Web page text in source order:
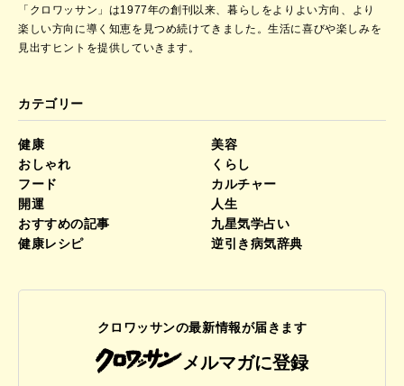
「クロワッサン」は1977年の創刊以来、暮らしをよりよい方向、より
楽しい方向に導く知恵を見つめ続けてきました。生活に喜びや楽しみを
見出すヒントを提供していきます。
カテゴリー
健康
美容
おしゃれ
くらし
フード
カルチャー
開運
人生
おすすめの記事
九星気学占い
健康レシピ
逆引き病気辞典
クロワッサンの最新情報が届きます
メルマガに登録